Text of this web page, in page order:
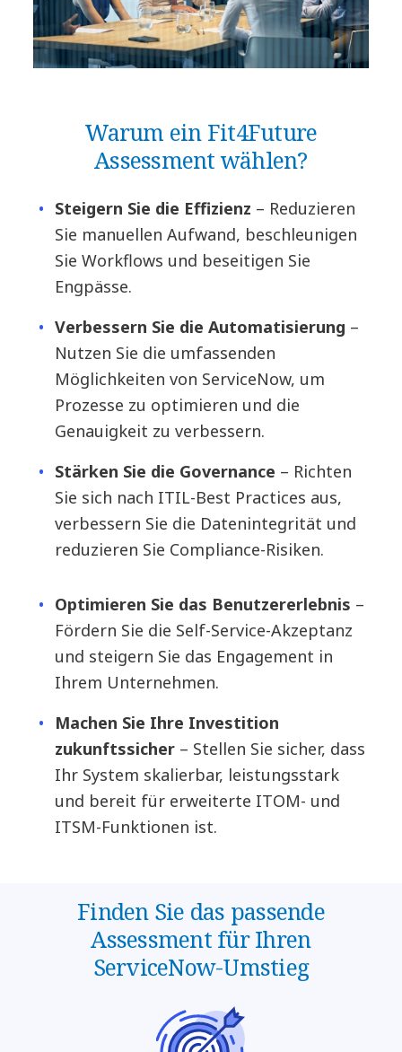
Warum ein Fit4Future
Assessment wählen?
Steigern Sie die Effizienz – Reduzieren
Sie manuellen Aufwand, beschleunigen
Sie Workflows und beseitigen Sie
Engpässe.
Verbessern Sie die Automatisierung –
Nutzen Sie die umfassenden
Möglichkeiten von ServiceNow, um
Prozesse zu optimieren und die
Genauigkeit zu verbessern.
Stärken Sie die Governance – Richten
Sie sich nach ITIL-Best Practices aus,
verbessern Sie die Datenintegrität und
reduzieren Sie Compliance-Risiken.
Optimieren Sie das Benutzererlebnis –
Fördern Sie die Self-Service-Akzeptanz
und steigern Sie das Engagement in
Ihrem Unternehmen.
Machen Sie Ihre Investition
zukunftssicher – Stellen Sie sicher, dass
Ihr System skalierbar, leistungsstark
und bereit für erweiterte ITOM- und
ITSM-Funktionen ist.
Finden Sie das passende
Assessment für Ihren
ServiceNow-Umstieg